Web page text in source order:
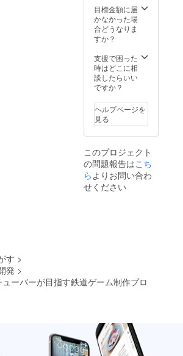
ている
住所に
10月ま
す。
してい
ただい
た場
合、発
降での
お渡し
となる
可能性
ます。
ご了承
くださ
い。
目標金額に届
かなかった場
合どうなりま
すか？
支援で困った
時はどこに相
談したらいい
ですか？
ヘルプページを
見る
このプロジェクト
の問題報告はこち
ら よりお問い合わ
せください
す >
発 >
ーバーが目指す鉄道ゲーム制作プロ